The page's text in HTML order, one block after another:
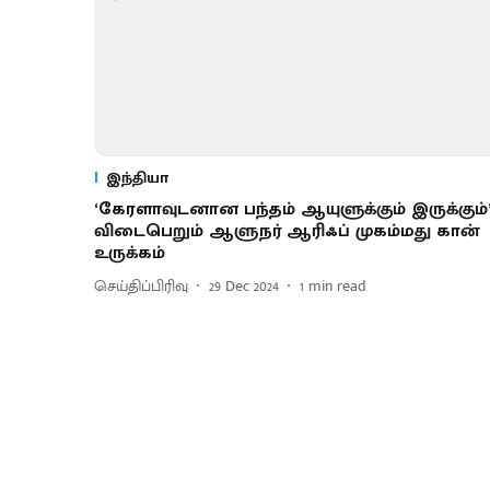
இந்தியா
‘கேரளாவுடனான பந்தம் ஆயுளுக்கும்
விடைபெறும் ஆளுநர் ஆரிஃப் முகம்மது கான்
உருக்கம்
செய்திப்பிரிவு 29 Dec 2024 1 min read